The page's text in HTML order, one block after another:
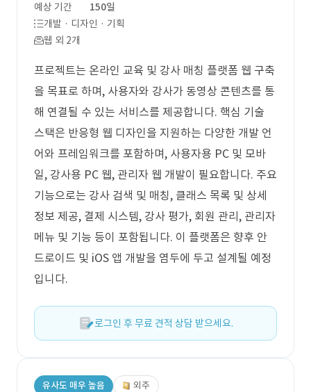
예상 기간
150일
개발 · 디자인 · 기획
웹 외 2개
프로젝트는 온라인 교육 및 강사 매칭 플랫폼 웹 구축
을 목표로 하며, 사용자와 강사가 동영상 콘텐츠를 통
해 연결될 수 있는 서비스를 제공합니다. 핵심 기술
스택은 반응형 웹 디자인을 지원하는 다양한 개발 언
어와 프레임워크를 포함하며, 사용자용 PC 및 모바
일, 강사용 PC 웹, 관리자 웹 개발이 필요합니다. 주요
기능으로는 강사 검색 및 매칭, 클래스 목록 및 상세
정보 제공, 결제 시스템, 강사 평가, 회원 관리, 관리자
메뉴 및 기능 등이 포함됩니다. 이 플랫폼은 향후 안
드로이드 및 iOS 앱 개발을 염두에 두고 설계될 예정
입니다.
로그인 후 무료 견적 상담 받으세요.
유사도 매우 높음 외주